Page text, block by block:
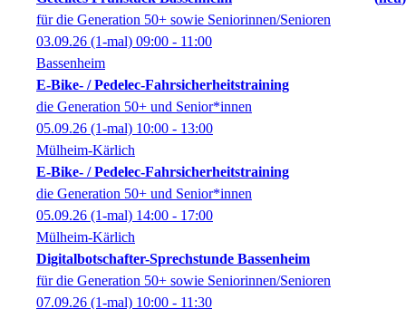
für die Generation 50+ sowie Seniorinnen/Senioren
03.09.26 (1-mal) 09:00 - 11:00
Bassenheim
E-Bike- / Pedelec-Fahrsicherheitstraining
die Generation 50+ und Senior*innen
05.09.26 (1-mal) 10:00 - 13:00
Mülheim-Kärlich
E-Bike- / Pedelec-Fahrsicherheitstraining
die Generation 50+ und Senior*innen
05.09.26 (1-mal) 14:00 - 17:00
Mülheim-Kärlich
Digitalbotschafter-Sprechstunde Bassenheim
für die Generation 50+ sowie Seniorinnen/Senioren
07.09.26 (1-mal) 10:00 - 11:30